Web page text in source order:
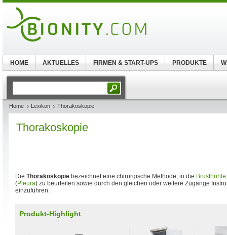
Home Lexikon Thorakoskopie
Thorakoskopie
Die Thorakoskopie bezeichnet eine chirurgische Methode, in die Brusthöhle
(Pleura) zu beurteilen sowie durch den gleichen oder weitere Zugänge
einzuführen.
Produkt-Highlight
HOME AKTUELLES FIRMEN & START-UPS PRODUKTE